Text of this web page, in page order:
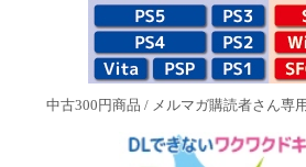
中古300円商品 / メルマガ購読者さん専